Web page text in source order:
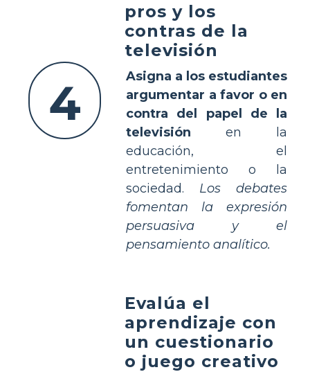
4
pros y los
contras de la
televisión
Asigna a los estudiantes
argumentar a favor o en
contra del papel de la
televisión en la
educación, el
entretenimiento o la
sociedad. Los debates
fomentan la expresión
persuasiva y el
pensamiento analítico.
Evalúa el
aprendizaje con
un cuestionario
o juego creativo